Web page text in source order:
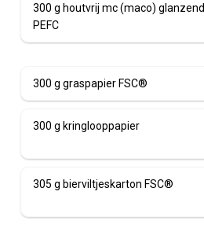
300 g houtvrij mc (maco) glanzend
PEFC
300 g graspapier FSC®
300 g kringlooppapier
305 g bierviltjeskarton FSC®